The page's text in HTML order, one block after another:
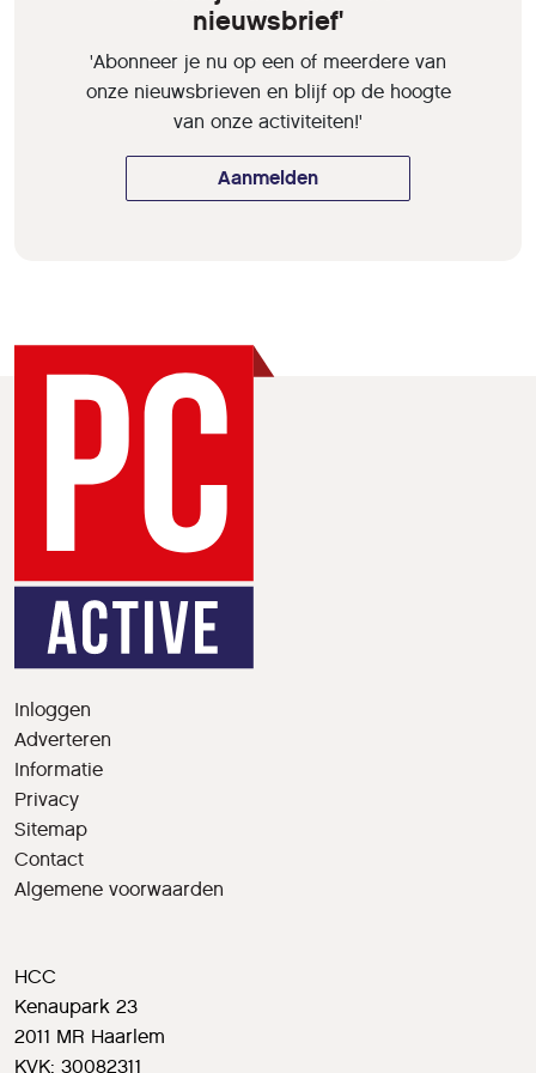
nieuwsbrief'
'Abonneer je nu op een of meerdere van
onze nieuwsbrieven en blijf op de hoogte
van onze activiteiten!'
Aanmelden
Inloggen
Adverteren
Informatie
Privacy
Sitemap
Contact
Algemene voorwaarden
HCC
Kenaupark 23
2011 MR Haarlem
KVK: 30082311